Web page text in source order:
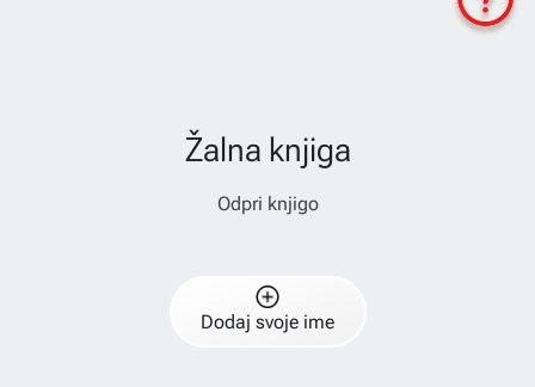
Žalna knjiga
Odpri knjigo
Dodaj svoje ime